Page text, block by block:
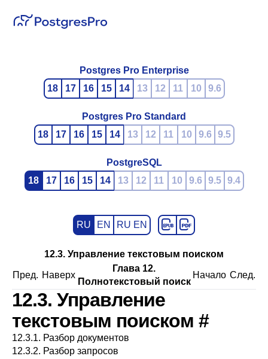
Postgres Pro Enterprise
18
17 16 15 14 13 12 11 10 9.6
Postgres Pro Standard
18
17 16 15 14 13 12 11 10 9.6 9.5
PostgreSQL
18
17 16 15 14 13 12 11 10 9.6 9.5 9.4
RU EN RU EN
12.3. Управление текстовым поиском
Пред. Наверх
Глава 12.
Полнотекстовый поиск
Начало След.
12.3. Управление
текстовым поиском #
12.3.1. Разбор документов
12.3.2. Разбор запросов